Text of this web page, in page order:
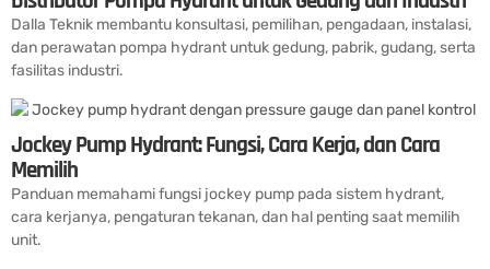
Dalla Teknik membantu konsultasi, pemilihan, pengadaan, instalasi,
dan perawatan pompa hydrant untuk gedung, pabrik, gudang, serta
fasilitas industri.
Jockey Pump Hydrant: Fungsi, Cara Kerja, dan Cara
Memilih
Panduan memahami fungsi jockey pump pada sistem hydrant,
cara kerjanya, pengaturan tekanan, dan hal penting saat memilih
unit.